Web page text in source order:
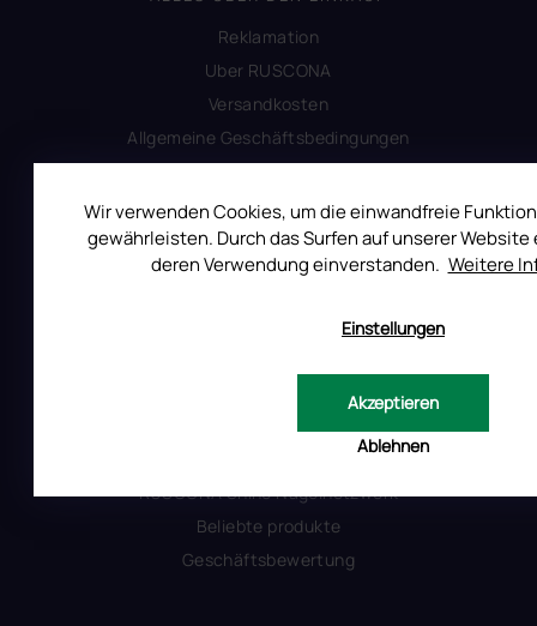
Wir verwenden Cookies, um die einwandfreie
gewährleisten. Durch das Surfen auf unserer Website
deren Verwendung einverstanden. Weitere
Einstellungen
Ablehnen
Akzeptieren
Reklamation
Uber RUSCONA
Versandkosten
Allgemeine Geschäftsbedingungen
Produktsicherheit
INFORMATIONEN FÜR SIE
Alles zum Verbot von TPO
RUSCONA und Nachhaltigkeit
RUSCONA Shine Nagelnetzwerk
Beliebte produkte
Geschäftsbewertung